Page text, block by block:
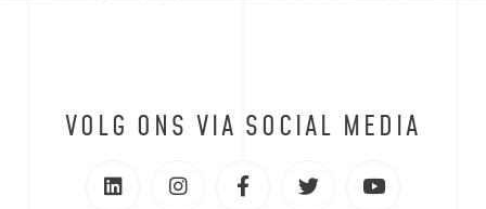
VOLG ONS VIA SOCIAL MEDIA